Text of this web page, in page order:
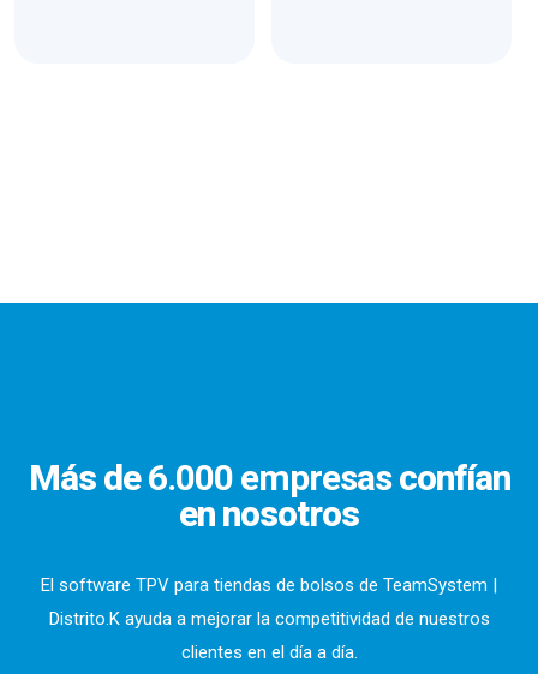
Más de6.000 empresasconfían
en nosotros
El software TPV para tiendas de bolsos de TeamSystem |
Distrito.K ayuda a mejorar la competitividad de nuestros
clientes en el día a día.